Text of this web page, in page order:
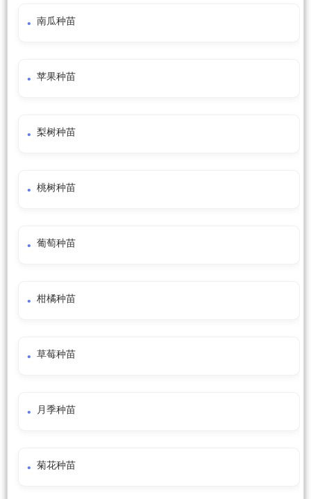
南瓜种苗
苹果种苗
梨树种苗
桃树种苗
葡萄种苗
柑橘种苗
草莓种苗
月季种苗
菊花种苗